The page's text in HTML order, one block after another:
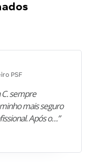
PSF
C. sempre
mais seguro
Após o…”